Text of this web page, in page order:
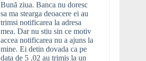
Bună ziua. Banca nu doresc
sa ma stearga deoacere ei au
trimsi notificarea la adresa
mea. Dar nu stiu sin ce motiv
accea notificarea nu a ajuns la
mine. Ei detin dovada ca pe
data de 5 .02 au trimis la un